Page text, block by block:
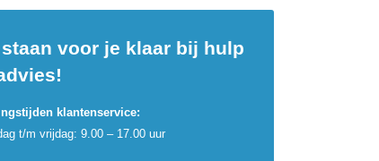
voor je klaar bij hulp
klantenservice:
t/m vrijdag: 9.00 – 17.00 uur